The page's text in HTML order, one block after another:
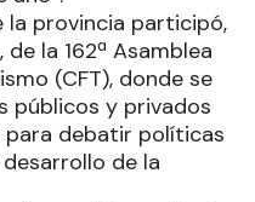
la provincia participó,
la 162ª Asamblea
(CFT), donde se
públicos y privados
debatir políticas
de la